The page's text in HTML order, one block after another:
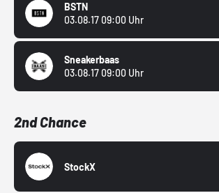
BSTN
03.08.17 09:00 Uhr
Sneakerbaas
03.08.17 09:00 Uhr
2nd Chance
StockX